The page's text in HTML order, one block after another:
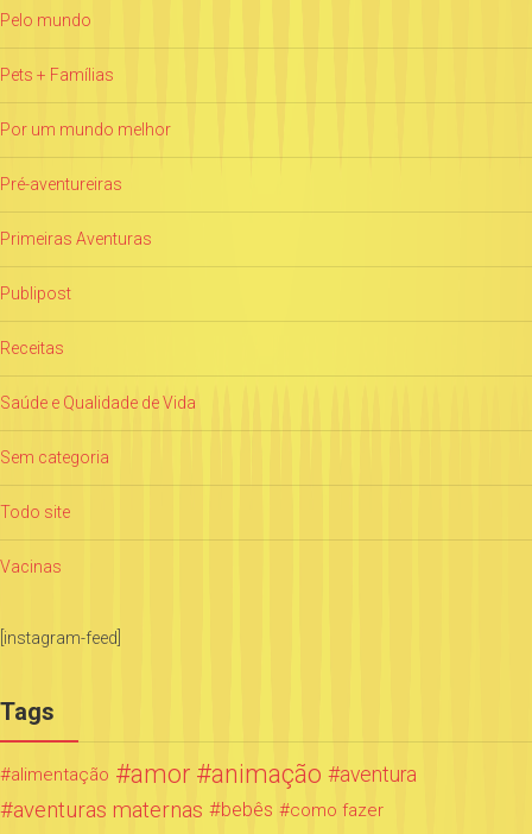
Pelo mundo
Pets + Famílias
Por um mundo melhor
Pré-aventureiras
Primeiras Aventuras
Publipost
Receitas
Saúde e Qualidade de Vida
Sem categoria
Todo site
Vacinas
[instagram-feed]
Tags
alimentação amor animação aventura
aventuras maternas bebês como fazer